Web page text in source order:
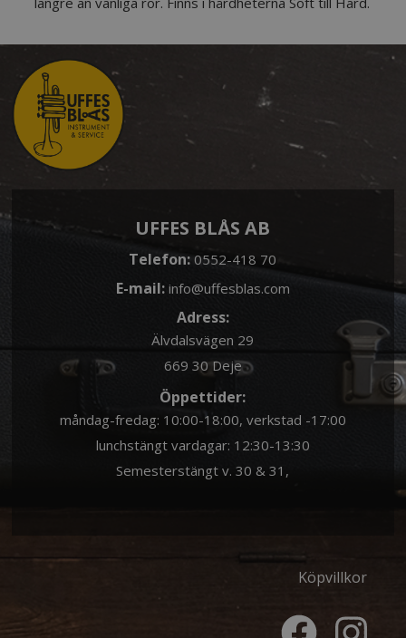
UFFES BLÅS AB
Telefon:0552-418 70
E-mail: info@uffesblas.com
Adress:
Älvdalsvägen 29
669 30 Deje
Öppettider:
måndag-fredag: 10:00-18:00, verkstad -17:00
lunchstängt vardagar: 12:30-13:30
Semesterstängt v. 30 & 31,
Köpvillkor